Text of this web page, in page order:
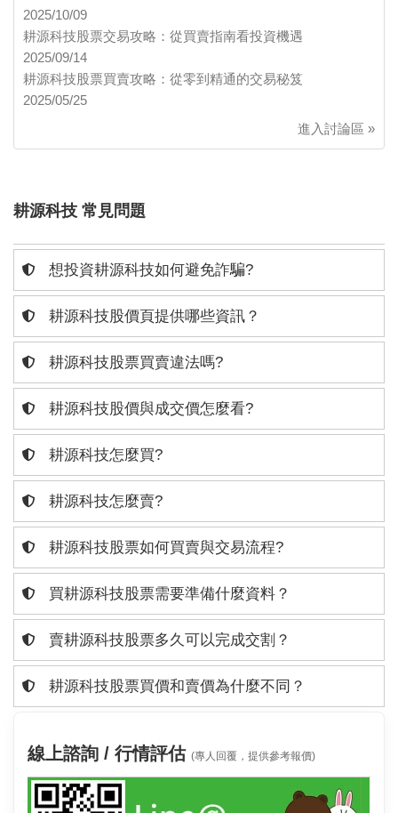
2025/10/09
耕源科技股票交易攻略：從買賣指南看投資機遇
2025/09/14
耕源科技股票買賣攻略：從零到精通的交易秘笈
2025/05/25
進入討論區 »
耕源科技 常見問題
想投資耕源科技如何避免詐騙?
耕源科技股價頁提供哪些資訊？
耕源科技股票買賣違法嗎?
耕源科技股價與成交價怎麼看?
耕源科技怎麼買?
耕源科技怎麼賣?
耕源科技股票如何買賣與交易流程?
買耕源科技股票需要準備什麼資料？
賣耕源科技股票多久可以完成交割？
耕源科技股票買價和賣價為什麼不同？
線上諮詢 / 行情評估 (專人回覆，提供參考報價)